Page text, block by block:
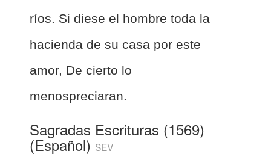
ríos. Si diese el hombre toda la
hacienda de su casa por este
amor, De cierto lo
menospreciaran.
Sagradas Escrituras (1569)
(Español) SEV